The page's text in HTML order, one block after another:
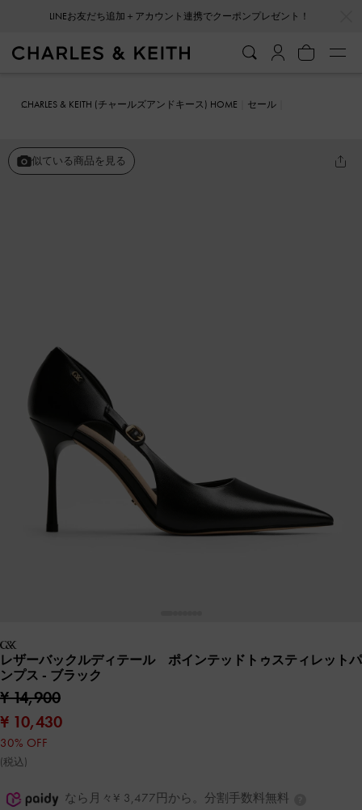
LINEお友だち追加＋アカウント連携でクーポンプレゼント！
CHARLES & KEITH (チャールズアンドキース) HOME
セール
似ている商品を見る
レザーバックルディテール ポインテッドトゥスティレットパ
ンプス - ブラック
¥ 14,900
¥ 10,430
30% OFF
(税込)
なら月々¥ 3,477円から。分割手数料無料